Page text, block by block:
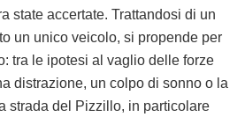
state accertate. Trattandosi di un
un unico veicolo, si propende per
tra le ipotesi al vaglio delle forze
distrazione, un colpo di sonno o la
strada del Pizzillo, in particolare